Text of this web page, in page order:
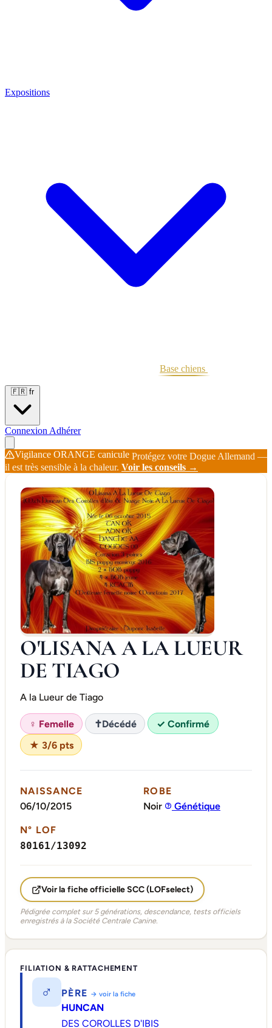
Expositions
Base chiens
🇫🇷 fr
Connexion Adhérer
Vigilance ORANGE canicule Protégez votre Dogue Allemand —
il est très sensible à la chaleur. Voir les conseils →
O'LISANA A LA LUEUR
DE TIAGO
A la Lueur de Tiago
♀ Femelle ✝Décédé
✓ Confirmé
★ 3/6 pts
NAISSANCE
06/10/2015
ROBE
Noir
Génétique
N° LOF
80161/13092
Voir la fiche officielle SCC (LOFselect)
Pédigrée complet sur 5 générations, descendance, tests officiels
enregistrés à la Société Centrale Canine.
FILIATION & RATTACHEMENT
♂ PÈRE → voir la fiche
HUNCAN
DES COROLLES D'IBIS